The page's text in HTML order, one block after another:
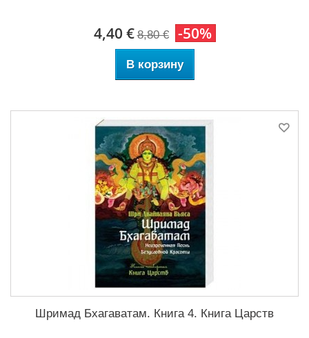
4,40 € 8,80 € -50%
В корзину
Шримад Бхагаватам. Книга 4. Книга Царств